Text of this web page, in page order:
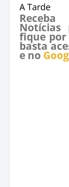
A Tarde
Notícias
fique por
basta
e no